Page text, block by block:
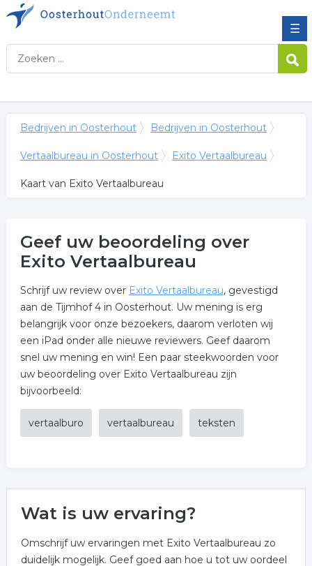
☰
Bedrijven in Oosterhout Bedrijven in Oosterhout
Vertaalbureau in Oosterhout Exito Vertaalbureau
Kaart van Exito Vertaalbureau
Geef uw beoordeling over
Exito Vertaalbureau
Schrijf uw review over Exito Vertaalbureau, gevestigd
aan de Tijmhof 4 in Oosterhout. Uw mening is erg
belangrijk voor onze bezoekers, daarom verloten wij
een iPad onder alle nieuwe reviewers. Geef daarom
snel uw mening en win! Een paar steekwoorden voor
uw beoordeling over Exito Vertaalbureau zijn
bijvoorbeeld:
vertaalburo vertaalbureau teksten
Wat is uw ervaring?
Omschrijf uw ervaringen met Exito Vertaalbureau zo
duidelijk mogelijk. Geef goed aan hoe u tot uw oordeel